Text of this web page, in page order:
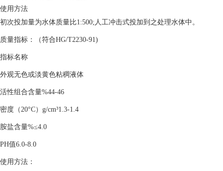
使用方法
初次投加量为水体质量比1:500;人工冲击式投加到之处理水体中。
质量指标：（符合HG/T2230-91)
指标名称
外观无色或淡黄色粘稠液体
活性组合含量%44-46
密度（20°C）g/cm³1.3-1.4
胺盐含量%≤4.0
PH值6.0-8.0
使用方法：